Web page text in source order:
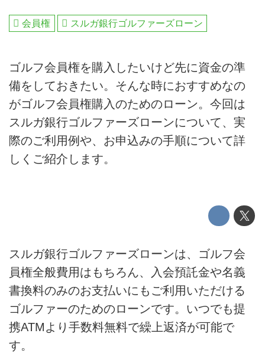
会員権 スルガ銀行ゴルファーズローン
ゴルフ会員権を購入したいけど先に資金の準
備をしておきたい。そんな時におすすめなの
がゴルフ会員権購入のためのローン。今回は
スルガ銀行ゴルファーズローンについて、実
際のご利用例や、お申込みの手順について詳
しくご紹介します。
スルガ銀行ゴルファーズローンは、ゴルフ会
員権全般費用はもちろん、入会預託金や名義
書換料のみのお支払いにもご利用いただける
ゴルファーのためのローンです。いつでも提
携ATMより手数料無料で繰上返済が可能で
す。